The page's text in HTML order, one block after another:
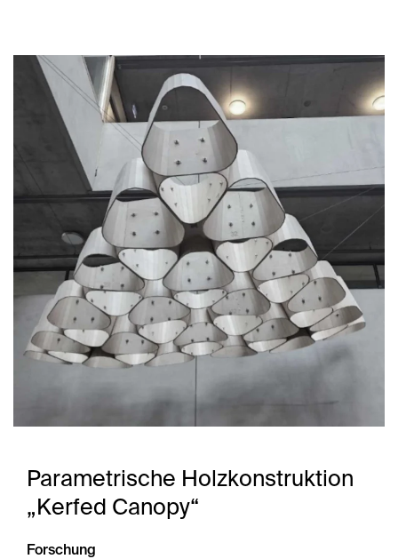
Parametrische Holzkonstruktion
„Kerfed Canopy“
Forschung